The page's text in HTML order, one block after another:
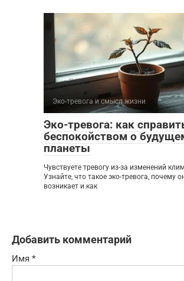
Эко-тревога и смысл жизни
Эко-тревога: как
беспокойством о
планеты
Чувствуете тревогу из-за изменений
Узнайте, что такое эко-тревога, почему
возникает и как
Добавить комментарий
Имя *